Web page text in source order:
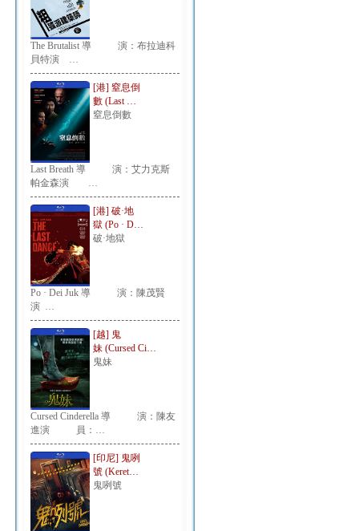
The Brutalist 導 演：布拉迪科
貝特演 …
[港] 窒息倒
數 (Last …
窒息倒數
Last Breath 導 演：艾力克斯
帕金森演 …
[港] 破·地
獄 (Po · D…
破·地獄
Po · Dei Juk 導 演：陳茂賢
演 …
[越] 鬼
妹 (Cursed Ci…
鬼妹
Cursed Cinderella 導 演：陳友
進演 員：…
[印尼] 鬼咧
號 (Keret…
鬼咧號